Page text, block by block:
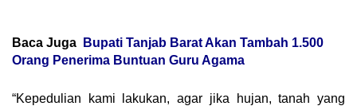
Baca Juga
Bupati Tanjab Barat Akan Tambah 1.500
Orang Penerima Buntuan Guru Agama
“Kepedulian kami lakukan, agar jika hujan, tanah yang